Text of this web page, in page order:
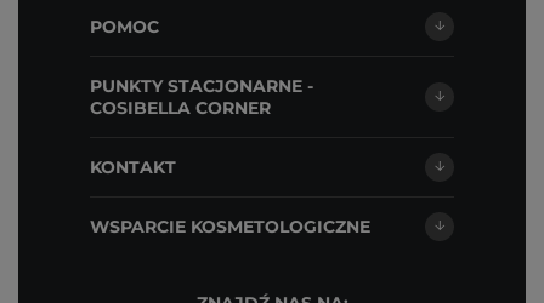
POMOC
PUNKTY STACJONARNE -
COSIBELLA CORNER
KONTAKT
WSPARCIE KOSMETOLOGICZNE